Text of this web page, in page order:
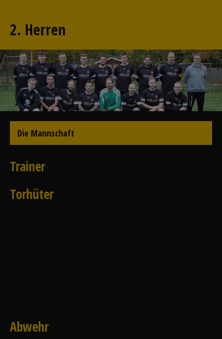
2. Herren
Die Mannschaft
Trainer
Torhüter
Abwehr